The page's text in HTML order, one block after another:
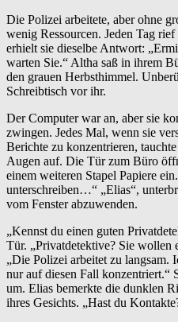
Die Polizei arbeitete, aber ohne
wenig Ressourcen. Jeden Tag
erhielt sie dieselbe Antwort:
warten Sie.“ Altha saß in ihrem
den grauen Herbsthimmel.
Schreibtisch vor ihr.
Der Computer war an, aber sie
zwingen. Jedes Mal, wenn sie
Berichte zu konzentrieren,
Augen auf. Die Tür zum Büro
einem weiteren Stapel Papiere
unterschreiben…“ „Elias“,
vom Fenster abzuwenden.
„Kennst du einen guten
Tür. „Privatdetektive? Sie wollen
„Die Polizei arbeitet zu langsam.
nur auf diesen Fall konzentriert.“
um. Elias bemerkte die dunklen
ihres Gesichts. „Hast du